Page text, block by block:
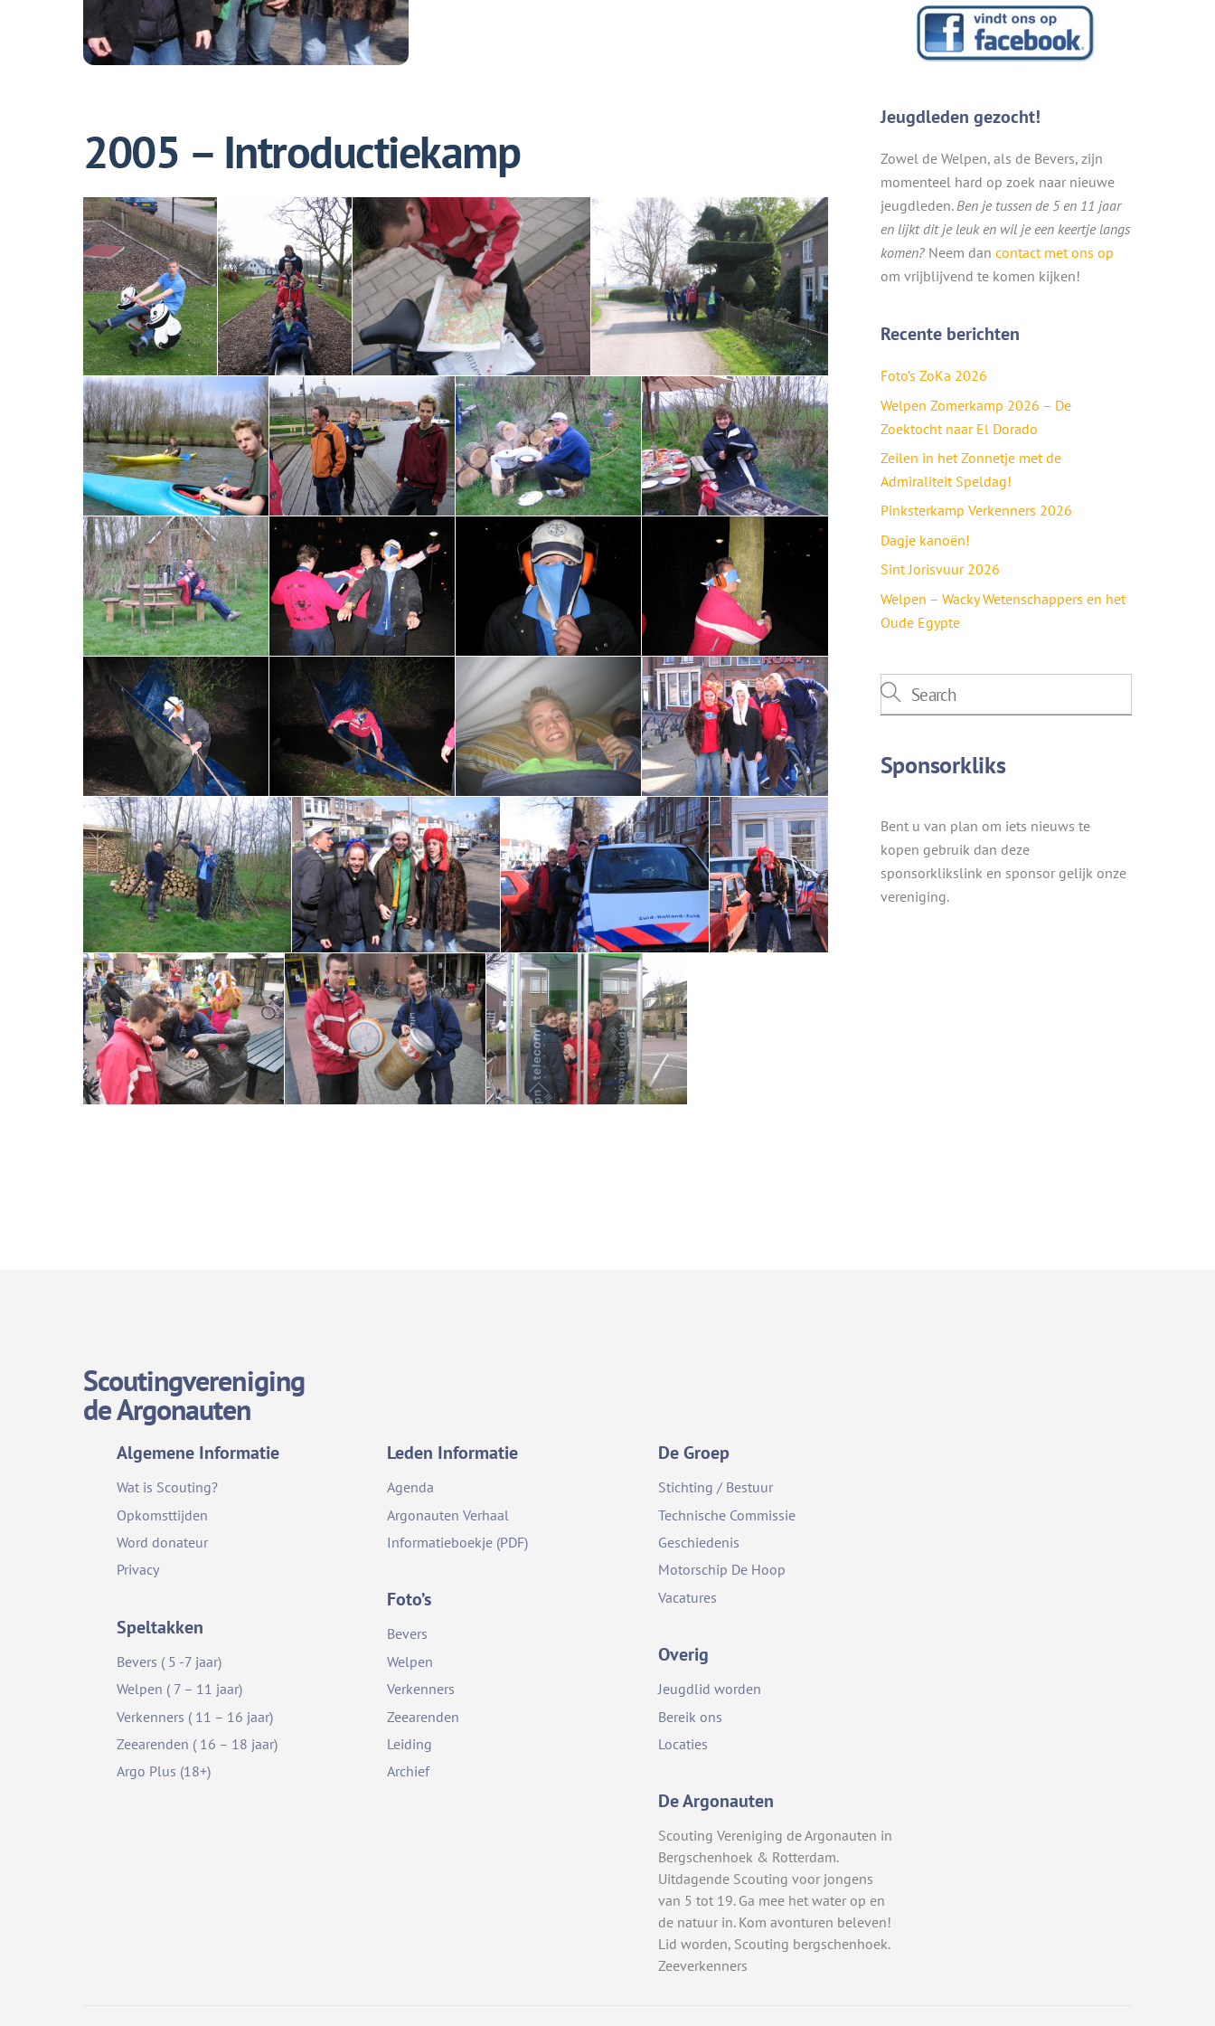
2005 – Introductiekamp
Jeugdleden gezocht!
Zowel de Welpen, als de Bevers, zijn
momenteel hard op zoek naar nieuwe
jeugdleden. Ben je tussen de 5 en 11 jaar
en lijkt dit je leuk en wil je een keertje langs
komen?Neem dan contact met ons op
om vrijblijvend te komen kijken!
Recente berichten
Foto’s ZoKa 2026
Welpen Zomerkamp 2026 – De
Zoektocht naar El Dorado
Zeilen in het Zonnetje met de
Admiraliteit Speldag!
Pinksterkamp Verkenners 2026
Dagje kanoën!
Sint Jorisvuur 2026
Welpen – Wacky Wetenschappers en het
Oude Egypte
Sponsorkliks
Bent u van plan om iets nieuws te
kopen gebruik dan deze
sponsorklikslink en sponsor gelijk onze
vereniging.
Scoutingvereniging
de Argonauten
Algemene Informatie
Wat is Scouting?
Opkomsttijden
Word donateur
Privacy
Speltakken
Bevers ( 5 -7 jaar)
Welpen ( 7 – 11 jaar)
Verkenners ( 11 – 16 jaar)
Zeearenden ( 16 – 18 jaar)
Argo Plus (18+)
Leden Informatie
Agenda
Argonauten Verhaal
Informatieboekje (PDF)
Foto’s
Bevers
Welpen
Verkenners
Zeearenden
Leiding
Archief
De Groep
Stichting / Bestuur
Technische Commissie
Geschiedenis
Motorschip De Hoop
Vacatures
Overig
Jeugdlid worden
Bereik ons
Locaties
De Argonauten
Scouting Vereniging de Argonauten in
Bergschenhoek & Rotterdam.
Uitdagende Scouting voor jongens
van 5 tot 19. Ga mee het water op en
de natuur in. Kom avonturen beleven!
Lid worden, Scouting bergschenhoek.
Zeeverkenners